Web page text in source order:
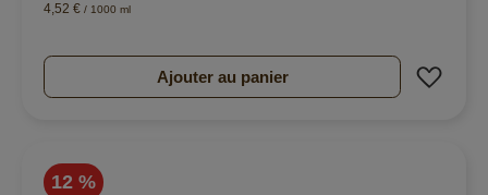
4,52 € / 1000 ml
Ajouter au panier
12 %